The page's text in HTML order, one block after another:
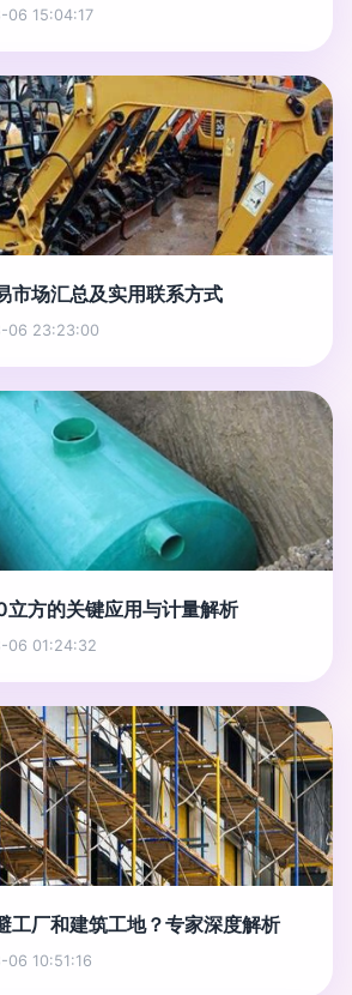
06 15:04:17
市场汇总及实用联系方式
06 23:23:00
方的关键应用与计量解析
06 01:24:32
工厂和建筑工地？专家深度解析
06 10:51:16